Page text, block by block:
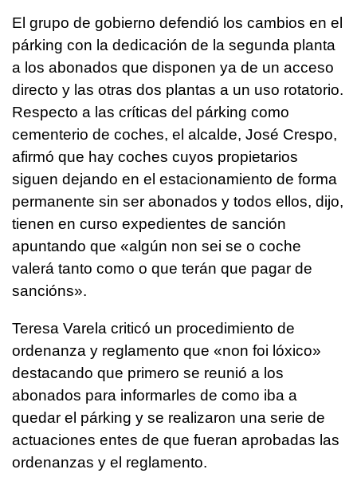
El grupo de gobierno defendió los cambios en el
párking con la dedicación de la segunda planta
a los abonados que disponen ya de un acceso
directo y las otras dos plantas a un uso rotatorio.
Respecto a las críticas del párking como
cementerio de coches, el alcalde, José Crespo,
afirmó que hay coches cuyos propietarios
siguen dejando en el estacionamiento de forma
permanente sin ser abonados y todos ellos, dijo,
tienen en curso expedientes de sanción
apuntando que «algún non sei se o coche
valerá tanto como o que terán que pagar de
sancións».
Teresa Varela criticó un procedimiento de
ordenanza y reglamento que «non foi lóxico»
destacando que primero se reunió a los
abonados para informarles de como iba a
quedar el párking y se realizaron una serie de
actuaciones entes de que fueran aprobadas las
ordenanzas y el reglamento.